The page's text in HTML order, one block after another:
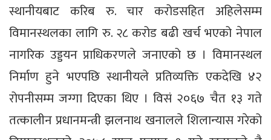
स्थानीयबाट करिब रु. चार करोडसहित अहिलेसम्म
विमानस्थलका लागि रु. २८ करोड बढी खर्च भएको नेपाल
नागरिक उड्डयन प्राधिकरणले जनाएको छ । विमानस्थल
निर्माण हुने भएपछि स्थानीयले प्रतिव्यक्ति एकदेखि ४२
रोपनीसम्म जग्गा दिएका थिए । विसं २०६७ चैत १३ गते
तत्कालीन प्रधानमन्त्री झलनाथ खनालले शिलान्यास गरेको